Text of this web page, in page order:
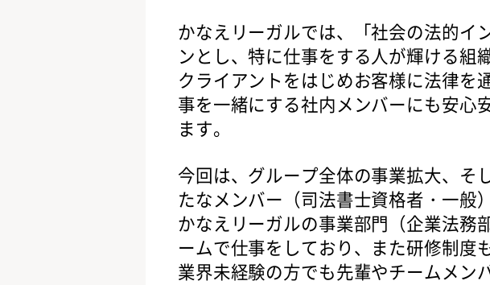
かなえリーガルでは、「社会の法的イ
ンとし、特に仕事をする人が輝ける組
クライアントをはじめお客様に法律を
事を一緒にする社内メンバーにも安心
ます。
今回は、グループ全体の事業拡大、そ
たなメンバー（司法書士資格者・一般
かなえリーガルの事業部門（企業法務
ームで仕事をしており、また研修制度
業界未経験の方でも先輩やチームメン